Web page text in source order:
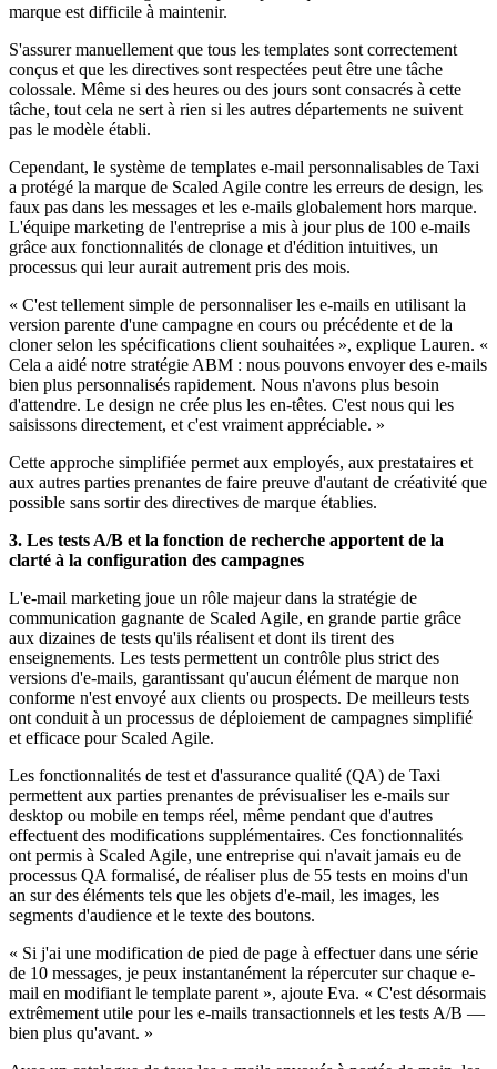
marque est difficile à maintenir.
S'assurer manuellement que tous les templates sont correctement
conçus et que les directives sont respectées peut être une tâche
colossale. Même si des heures ou des jours sont consacrés à cette
tâche, tout cela ne sert à rien si les autres départements ne suivent
pas le modèle établi.
Cependant, le système de templates e-mail personnalisables de Taxi
a protégé la marque de Scaled Agile contre les erreurs de design, les
faux pas dans les messages et les e-mails globalement hors marque.
L'équipe marketing de l'entreprise a mis à jour plus de 100 e-mails
grâce aux fonctionnalités de clonage et d'édition intuitives, un
processus qui leur aurait autrement pris des mois.
« C'est tellement simple de personnaliser les e-mails en utilisant la
version parente d'une campagne en cours ou précédente et de la
cloner selon les spécifications client souhaitées », explique Lauren. «
Cela a aidé notre stratégie ABM : nous pouvons envoyer des e-mails
bien plus personnalisés rapidement. Nous n'avons plus besoin
d'attendre. Le design ne crée plus les en-têtes. C'est nous qui les
saisissons directement, et c'est vraiment appréciable. »
Cette approche simplifiée permet aux employés, aux prestataires et
aux autres parties prenantes de faire preuve d'autant de créativité que
possible sans sortir des directives de marque établies.
3. Les tests A/B et la fonction de recherche apportent de la
clarté à la configuration des campagnes
L'e-mail marketing joue un rôle majeur dans la stratégie de
communication gagnante de Scaled Agile, en grande partie grâce
aux dizaines de tests qu'ils réalisent et dont ils tirent des
enseignements. Les tests permettent un contrôle plus strict des
versions d'e-mails, garantissant qu'aucun élément de marque non
conforme n'est envoyé aux clients ou prospects. De meilleurs tests
ont conduit à un processus de déploiement de campagnes simplifié
et efficace pour Scaled Agile.
Les fonctionnalités de test et d'assurance qualité (QA) de Taxi
permettent aux parties prenantes de prévisualiser les e-mails sur
desktop ou mobile en temps réel, même pendant que d'autres
effectuent des modifications supplémentaires. Ces fonctionnalités
ont permis à Scaled Agile, une entreprise qui n'avait jamais eu de
processus QA formalisé, de réaliser plus de 55 tests en moins d'un
an sur des éléments tels que les objets d'e-mail, les images, les
segments d'audience et le texte des boutons.
« Si j'ai une modification de pied de page à effectuer dans une série
de 10 messages, je peux instantanément la répercuter sur chaque e-
mail en modifiant le template parent », ajoute Eva. « C'est désormais
extrêmement utile pour les e-mails transactionnels et les tests A/B —
bien plus qu'avant. »